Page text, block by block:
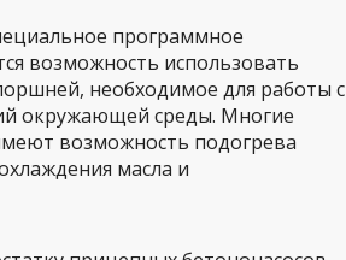
программное
возможность использовать
необходимое для работы с
окружающей среды. Многие
возможность подогрева
масла и